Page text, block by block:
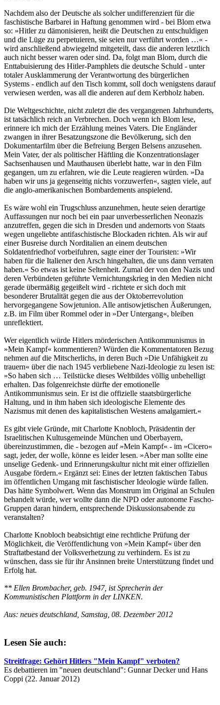
Nachdem also der Deutsche als solcher undifferenziert für die
faschistische Barbarei in Haftung genommen wird - bei Blom etwa
so: »Hitler zu dämonisieren, heißt die Deutschen zu entschuldigen
und die Lüge zu perpetuieren, sie seien nur verführt worden …« -
wird anschließend abwiegelnd mitgeteilt, dass die anderen letztlich
auch nicht besser waren oder sind. Da, folgt man Blom, durch die
Enttabuisierung des Hitler-Pamphlets die deutsche Schuld - unter
totaler Ausklammerung der Verantwortung des bürgerlichen
Systems - endlich auf den Tisch kommt, soll doch wenigstens darauf
verwiesen werden, was all die anderen auf dem Kerbholz haben.
Die Weltgeschichte, nicht zuletzt die des vergangenen Jahrhunderts,
ist tatsächlich reich an Verbrechen. Doch wenn ich Blom lese,
erinnere ich mich der Erzählung meines Vaters. Die Engländer
zwangen in ihrer Besatzungszone die Bevölkerung, sich den
Dokumentarfilm über die Befreiung Bergen Belsens anzusehen.
Mein Vater, der als politischer Häftling die Konzentrationslager
Sachsenhausen und Mauthausen überlebt hatte, war in den Film
gegangen, um zu erfahren, wie die Leute reagieren würden. »Da
haben wir uns ja gegenseitig nichts vorzuwerfen«, sagten viele, auf
die anglo-amerikanischen Bombardements anspielend.
Es wäre wohl ein Trugschluss anzunehmen, heute seien derartige
Auffassungen nur noch bei ein paar unverbesserlichen Neonazis
anzutreffen, gegen die sich in Dresden und andernorts von Staats
wegen ungeliebte antifaschistische Blockaden richten. Als wir auf
einer Busreise durch Norditalien an einem deutschen
Soldatenfriedhof vorbeifuhren, sagte einer der Touristen: »Wir
haben für die Italiener den Arsch hingehalten, die uns dann verraten
haben.« So etwas ist keine Seltenheit. Zumal der von den Nazis und
deren Verbündeten geführte Vernichtungskrieg in den Medien nicht
gerade übermäßig gegeißelt wird - richtete er sich doch mit
besonderer Brutalität gegen die aus der Oktoberrevolution
hervorgegangene Sowjetunion. Alle antisowjetischen Äußerungen,
z.B. im Film über Rommel oder in »Der Untergang«, bleiben
unreflektiert.
Wer eigentlich würde Hitlers mörderischen Antikommunismus in
»Mein Kampf« kommentieren? Würden die Kommentatoren Bezug
nehmen auf die Mitscherlichs, in deren Buch »Die Unfähigkeit zu
trauern« über die nach 1945 verbliebene Nazi-Ideologie zu lesen ist:
»So haben sich … Teilstücke dieses Weltbildes völlig unbehelligt
erhalten. Das folgenreichste dürfte der emotionelle
Antikommunismus sein. Er ist die offizielle staatsbürgerliche
Haltung, und in ihm haben sich ideologische Elemente des
Nazismus mit denen des kapitalistischen Westens amalgamiert.«
Es gibt viele Gründe, mit Charlotte Knobloch, Präsidentin der
Israelitischen Kultusgemeinde München und Oberbayern,
übereinzustimmen, die - bezogen auf »Mein Kampf« - im »Cicero«
sagt, jeder, der wolle, könne es leider lesen. »Aber man sollte eine
unselige Gedenk- und Erinnerungskultur nicht mit einer offiziellen
Ausgabe fördern.« Ergänzt sei: Eines der letzten faktischen Tabus
im öffentlichen Umgang mit faschistischer Ideologie würde fallen.
Das hätte Symbolwert. Wenn das Monstrum im Original an Schulen
behandelt würde, wer wollte dann die NPD oder autonome Fascho-
Gruppen daran hindern, entsprechende Diskussionsabende zu
veranstalten?
Charlotte Knobloch beabsichtigt eine rechtliche Prüfung der
Möglichkeit, die Veröffentlichung von »Mein Kampf« über den
Straftatbestand der Volksverhetzung zu verhindern. Es ist zu
wünschen, dass sie für ihr Ansinnen breite Unterstützung findet und
Erfolg hat.
** Ellen Brombacher, geb. 1947, ist Sprecherin der
Kommunistischen Plattform in der LINKEN.
Aus: neues deutschland, Samstag, 08. Dezember 2012
Lesen Sie auch:
Streitfrage: Gehört Hitlers "Mein Kampf" verboten?
Es debattieren im "neuen deutschland": Gunnar Decker und Hans
Coppi (22. Januar 2012)